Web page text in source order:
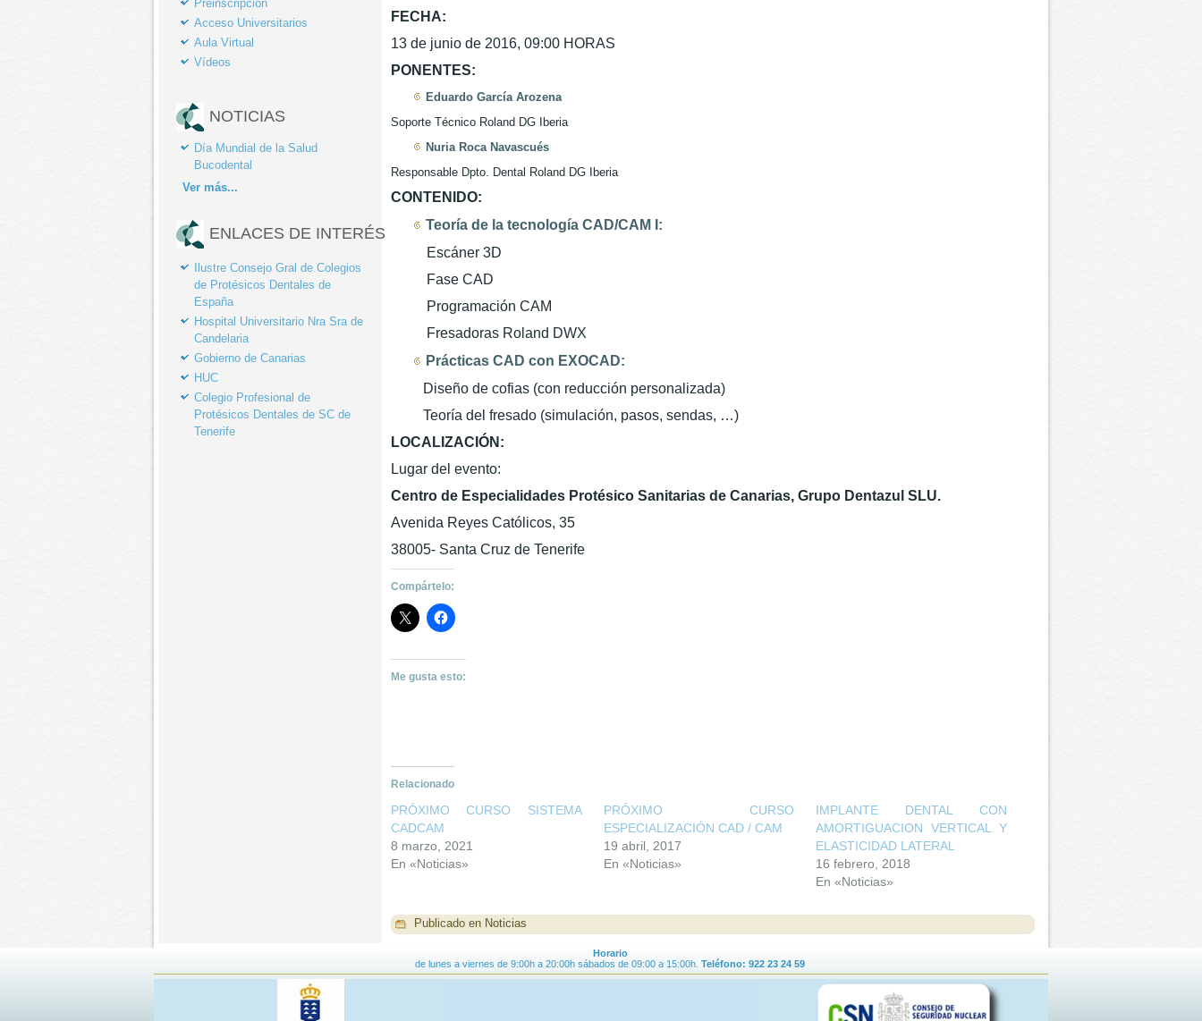
Preinscripción
Acceso Universitarios
Aula Virtual
Vídeos
NOTICIAS
Día Mundial de la Salud
Bucodental
Ver más...
ENLACES DE INTERÉS
Ilustre Consejo Gral de Colegios
de Protésicos Dentales de
España
Hospital Universitario Nra Sra de
Candelaria
Gobierno de Canarias
HUC
Colegio Profesional de
Protésicos Dentales de SC de
Tenerife
FECHA:
13 de junio de 2016, 09:00 HORAS
PONENTES:
Eduardo García Arozena
Soporte Técnico Roland DG Iberia
Nuria Roca Navascués
Responsable Dpto. Dental Roland DG Iberia
CONTENIDO:
Teoría de la tecnología CAD/CAM I:
Escáner 3D
Fase CAD
Programación CAM
Fresadoras Roland DWX
Prácticas CAD con EXOCAD:
Diseño de cofias (con reducción personalizada)
Teoría del fresado (simulación, pasos, sendas, …)
LOCALIZACIÓN:
Lugar del evento:
Centro de Especialidades Protésico Sanitarias de Canarias, Grupo Dentazul SLU.
Avenida Reyes Católicos, 35
38005- Santa Cruz de Tenerife
Compártelo:
Me gusta esto:
Relacionado
PRÓXIMO CURSO SISTEMA
CADCAM
8 marzo, 2021
En «Noticias»
PRÓXIMO CURSO
ESPECIALIZACIÓN CAD / CAM
19 abril, 2017
En «Noticias»
IMPLANTE DENTAL CON
AMORTIGUACION VERTICAL Y
ELASTICIDAD LATERAL
16 febrero, 2018
En «Noticias»
Publicado en Noticias
Horario
de lunes a viernes de 9:00h a 20:00h sábados de 09:00 a 15:00h. Teléfono: 922 23 24 59